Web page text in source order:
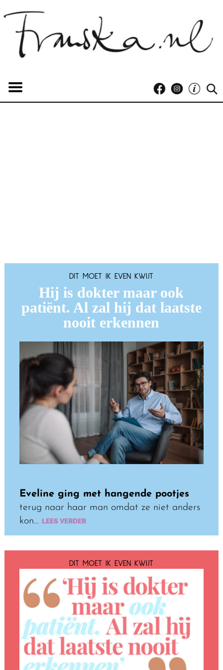
DIT MOET IK EVEN KWIJT
Hij is dokter maar ook
patiënt. Al zal hij dat laatste
nooit erkennen
Eveline ging met hangende pootjes
terug naar haar man omdat ze niet anders
kon… LEES VERDER
DIT MOET IK EVEN KWIJT